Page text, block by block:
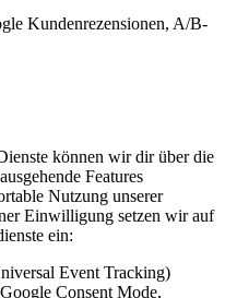
Kundenrezensionen, A/B-
können wir dir über die
Features
Nutzung unserer
Einwilligung setzen wir auf
ein:
Event Tracking)
Consent Mode,